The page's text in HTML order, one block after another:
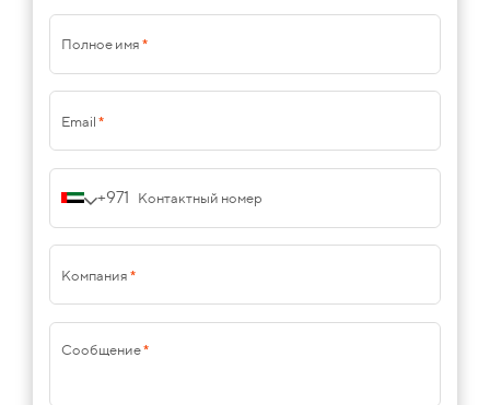
Полное имя*
Email*
+971 Контактный номер
Компания*
Сообщение*